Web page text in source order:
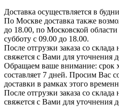
Доставка осуществляется в
По Москве доставка также
до 18.00, по Московской
субботу с 09.00 до 18.00.
После отгрузки заказа со
свяжется с Вами для уточнения
Обращаем ваше внимание: срок
составляет 7 дней. Просим Вас
доставки в рамках этого
После отгрузки заказа со
свяжется с Вами для уточнения